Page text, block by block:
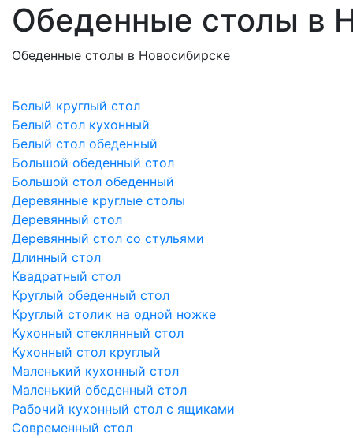
Обеденные столы в
Обеденные столы в Новосибирске
Белый круглый стол
Белый стол кухонный
Белый стол обеденный
Большой обеденный стол
Большой стол обеденный
Деревянные круглые столы
Деревянный стол
Деревянный стол со стульями
Длинный стол
Квадратный стол
Круглый обеденный стол
Круглый столик на одной ножке
Кухонный стеклянный стол
Кухонный стол круглый
Маленький кухонный стол
Маленький обеденный стол
Рабочий кухонный стол с ящиками
Современный стол